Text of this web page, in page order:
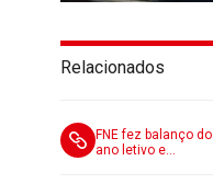
Relacionados
FNE fez balanço do
ano letivo e